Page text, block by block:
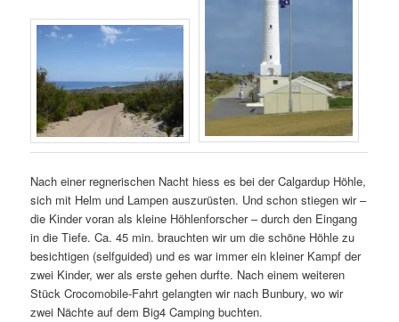
Nach einer regnerischen Nacht hiess es bei der Calgardup Höhle,
sich mit Helm und Lampen auszurüsten. Und schon stiegen wir –
die Kinder voran als kleine Höhlenforscher – durch den Eingang
in die Tiefe. Ca. 45 min. brauchten wir um die schöne Höhle zu
besichtigen (selfguided) und es war immer ein kleiner Kampf der
zwei Kinder, wer als erste gehen durfte. Nach einem weiteren
Stück Crocomobile-Fahrt gelangten wir nach Bunbury, wo wir
zwei Nächte auf dem Big4 Camping buchten.